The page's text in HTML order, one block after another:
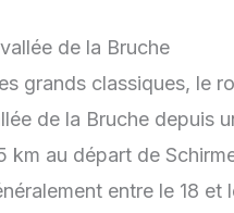
de la Bruche
grands classiques, le
de la Bruche depuis
km au départ de
entre le 18